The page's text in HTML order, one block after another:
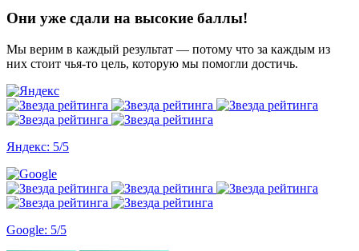
Они уже сдали на высокие баллы!
Мы верим в каждый результат — потому что за каждым из
них стоит чья-то цель, которую мы помогли достичь.
Яндекс: 5/5
Google: 5/5